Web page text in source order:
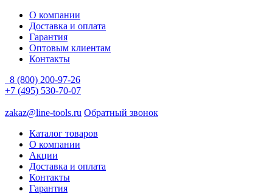
О компании
Доставка и оплата
Гарантия
Оптовым клиентам
Контакты
8 (800) 200-97-26
+7 (495) 530-70-07
zakaz@line-tools.ru Обратный звонок
Каталог товаров
О компании
Акции
Доставка и оплата
Контакты
Гарантия